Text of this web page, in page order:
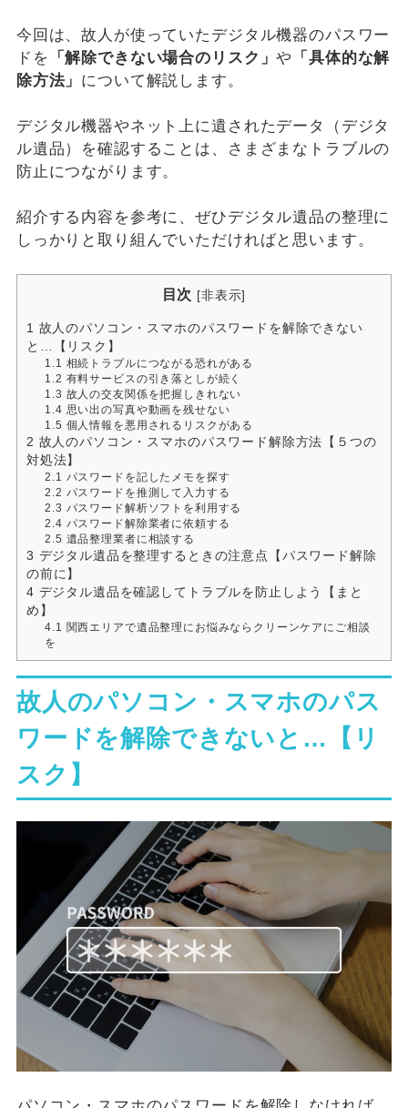
今回は、故人が使っていたデジタル機器のパスワー
ドを 「解除できない場合のリスク」や
「具体的な解
除方法」 について解説します。
デジタル機器やネット上に遺されたデータ（デジタ
ル遺品）を確認することは、さまざまなトラブルの
防止につながります。
紹介する内容を参考に、ぜひデジタル遺品の整理に
しっかりと取り組んでいただければと思います。
目次 [非表示]
1 故人のパソコン・スマホのパスワードを解除できない
と…【リスク】
1.1
相続トラブルにつながる恐れがある
1.2 有料サービスの引き落としが続く
1.3 故人の交友関係を把握しきれない
1.4 思い出の写真や動画を残せない
1.5 個人情報を悪用されるリスクがある
2 故人のパソコン・スマホのパスワード解除方法【５つの
対処法】
2.1
パスワードを記したメモを探す
2.2 パスワードを推測して入力する
2.3 パスワード解析ソフトを利用する
2.4 パスワード解除業者に依頼する
2.5 遺品整理業者に相談する
3 デジタル遺品を整理するときの注意点【パスワード解除
の前に】
4 デジタル遺品を確認してトラブルを防止しよう【まと
め】
4.1
関西エリアで遺品整理にお悩みならクリーンケアにご相談
を
故人のパソコン・スマホのパス
ワードを解除できないと…【リ
スク】